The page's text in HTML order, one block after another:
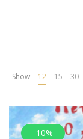
Show 12 15 30
-10%